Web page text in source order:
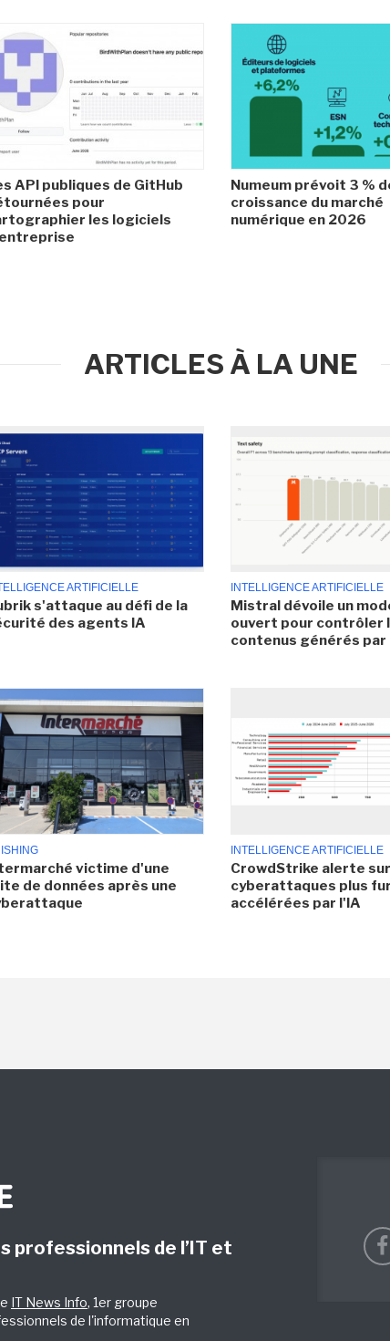
API publiques de GitHub
pour
les logiciels
Numeum prévoit 3 %
croissance du marché
numérique en 2026
ARTICLES À LA UNE
ARTIFICIELLE
s'attaque au défi de la
des agents IA
INTELLIGENCE ARTIFICIELLE
Mistral dévoile un
ouvert pour contrôler
contenus générés par
victime d'une
de données après une
INTELLIGENCE ARTIFICIELLE
CrowdStrike alerte
cyberattaques plus
accélérées par l'IA
professionnels de l’IT et
IT News Info, 1er groupe
de l'informatique en